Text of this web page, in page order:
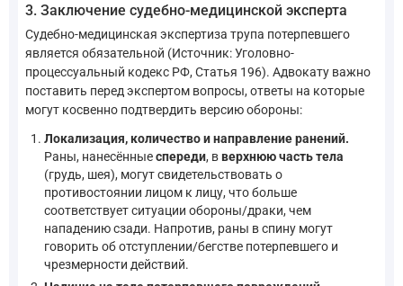
3. Заключение судебно-медицинской эксперта
Судебно-медицинская экспертиза трупа потерпевшего
является обязательной (Источник: Уголовно-
процессуальный кодекс РФ, Статья 196). Адвокату важно
поставить перед экспертом вопросы, ответы на которые
могут косвенно подтвердить версию обороны:
Локализация, количество и направление ранений.
Раны, нанесённыеспереди, в верхнюю часть тела
(грудь, шея), могут свидетельствовать о
противостоянии лицом к лицу, что больше
соответствует ситуации обороны/драки, чем
нападению сзади. Напротив, раны в спину могут
говорить об отступлении/бегстве потерпевшего и
чрезмерности действий.